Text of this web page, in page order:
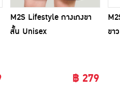
M2S Lifestyle กางเกงขา
สั้น Unisex
฿ 279
ขา